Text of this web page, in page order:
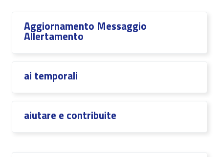
Aggiornamento Messaggio
Allertamento
ai temporali
aiutare e contribuite